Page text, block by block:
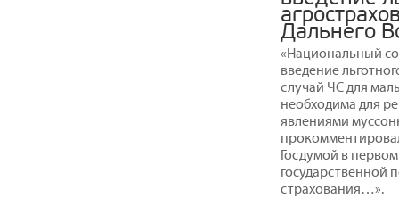
Дальнего
«Национальный
введение
случай ЧС для
необходима для
явлениями
Госдумой в
государственной
страхования…».